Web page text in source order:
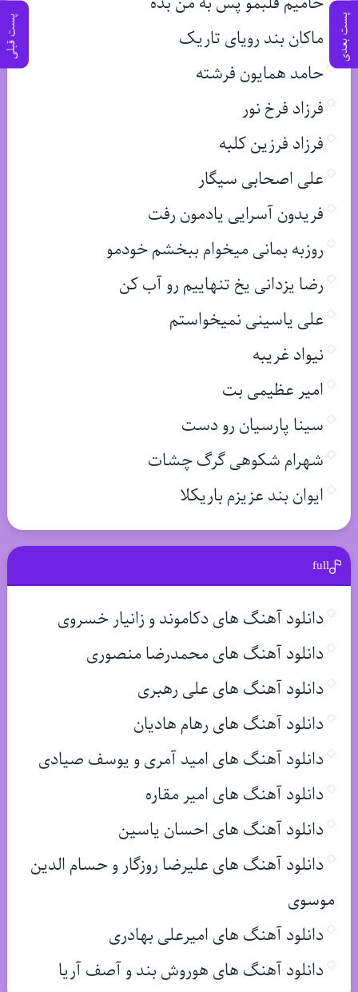
پست بعدی پست قبلی
ماکان بند رویای تاریک
حامد همایون فرشته
فرزاد فرخ نور
فرزاد فرزین کلبه
علی اصحابی سیگار
فریدون آسرایی یادمون رفت
روزبه بمانی میخوام ببخشم خودمو
رضا یزدانی یخ تنهاییم رو آب کن
علی یاسینی نمیخواستم
نیواد غریبه
امیر عظیمی بت
سینا پارسیان رو دست
شهرام شکوهی گرگ چشات
ایوان بند عزیزم باریکلا
full
دانلود آهنگ های دکاموند و زانیار خسروی
دانلود آهنگ های محمدرضا منصوری
دانلود آهنگ های علی رهبری
دانلود آهنگ های رهام هادیان
دانلود آهنگ های امید آمری و یوسف صیادی
دانلود آهنگ های امیر مقاره
دانلود آهنگ های احسان یاسین
دانلود آهنگ های علیرضا روزگار و حسام الدین
موسوی
دانلود آهنگ های امیرعلی بهادری
دانلود آهنگ های هوروش بند و آصف آریا